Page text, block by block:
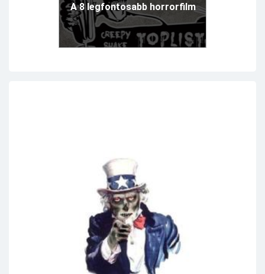
A 8 legfontosabb horrorfilm